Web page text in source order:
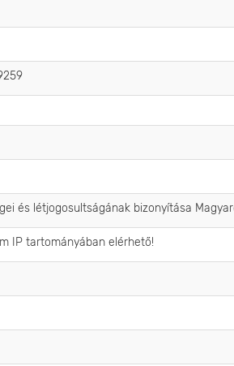
és létjogosultságának bizonyítása
IP tartományában elérhető!